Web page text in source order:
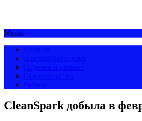
Меню
CleanSpark добыла в